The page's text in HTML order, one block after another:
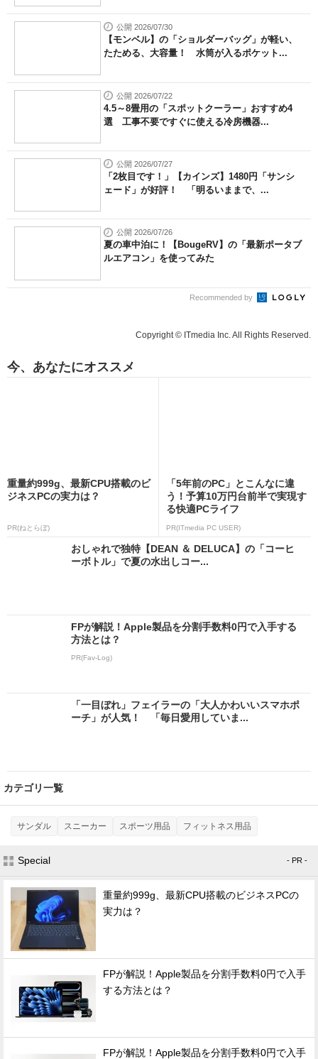
公開 2026/07/30
【モンベル】の「ショルダーバッグ」が軽い、
たためる、大容量！ 水筒が入るポケット...
公開 2026/07/22
4.5～8畳用の「スポットクーラー」おすすめ4
選 工事不要ですぐに使える冷房機器...
公開 2026/07/27
「2枚目です！」【カインズ】1480円「サンシ
ェード」が好評！ 「明るいままで、...
公開 2026/07/26
夏の車中泊に！【BougeRV】の「最新ポータブ
ルエアコン」を使ってみた
Recommended by
Copyright © ITmedia Inc. All Rights Reserved.
今、あなたにオススメ
重量約999g、最新CPU搭載のビ
ジネスPCの実力は？
PR(ねとらぼ)
「5年前のPC」とこんなに違
う！予算10万円台前半で実現す
る快適PCライフ
PR(ITmedia PC USER)
おしゃれで独特【DEAN ＆ DELUCA】の「コーヒ
ーボトル」で夏の水出しコー...
FPが解説！Apple製品を分割手数料0円で入手する
方法とは？
PR(Fav-Log)
「一目ぼれ」フェイラーの「大人かわいいスマホポ
ーチ」が人気！ 「毎日愛用していま...
カテゴリ一覧
サンダル スニーカー スポーツ用品 フィットネス用品
Special - PR -
重量約999g、最新CPU搭載のビジネスPCの
実力は？
FPが解説！Apple製品を分割手数料0円で入手
する方法とは？
FPが解説！Apple製品を分割手数料0円で入手